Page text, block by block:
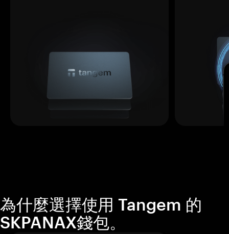
為什麼選擇使用 Tangem 的
SKPANAX錢包。